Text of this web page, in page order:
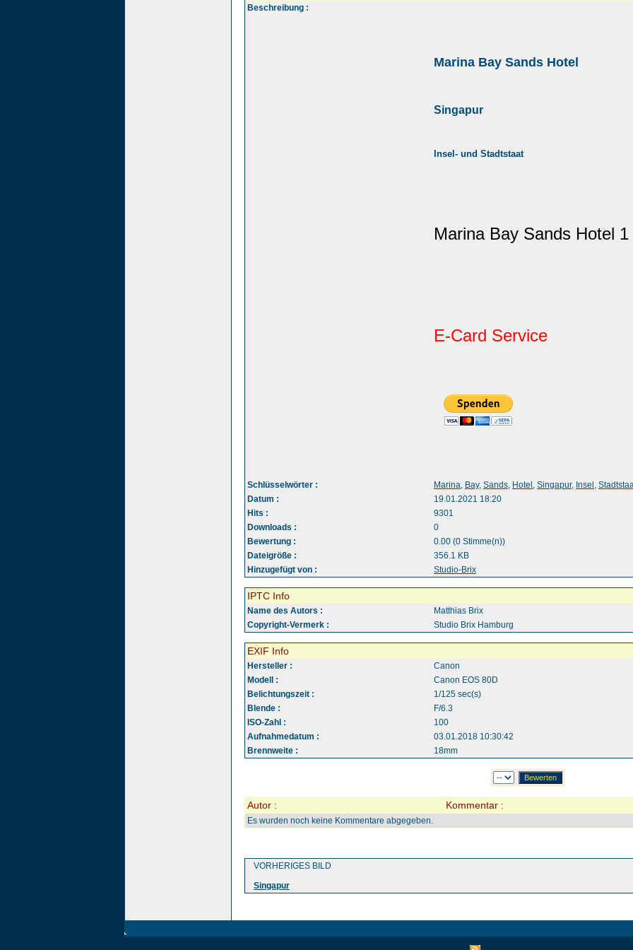
Beschreibung :
Marina Bay Sands Hotel
Singapur
Insel- und Stadtstaat
Marina Bay Sands Hotel 1
E-Card Service
Schlüsselwörter : Marina, Bay, Sands, Hotel , Singapur, Insel ,
Datum :
19.01.2021 18:20
Hits :
9301
Downloads :
0
Bewertung :
0.00 (0 Stimme(n))
Dateigröße :
356.1 KB
Hinzugefügt von :
Studio-Brix
IPTC Info
Name des Autors :
Matthias Brix
Copyright-Vermerk :
Studio Brix Hamburg
EXIF Info
Hersteller :
Canon
Modell :
Canon EOS 80D
Belichtungszeit :
1/125 sec(s)
Blende :
F/6.3
ISO-Zahl :
100
Aufnahmedatum :
03.01.2018 10:30:42
Brennweite :
18mm
Autor : Kommentar :
Es wurden noch keine Kommentare abgegeben.
VORHERIGES BILD
Singapur